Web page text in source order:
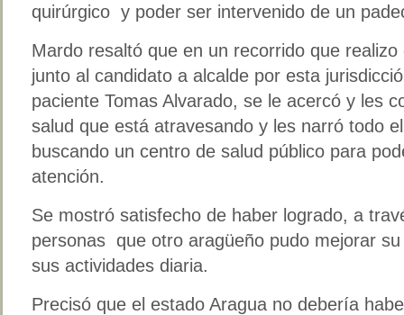
quirúrgico y poder ser intervenido de un
Mardo resaltó que en un recorrido que
junto al candidato a alcalde por esta
paciente Tomas Alvarado, se le acercó y les
salud que está atravesando y les narró todo
buscando un centro de salud público para
atención.
Se mostró satisfecho de haber logrado, a
personas que otro aragüeño pudo mejorar
sus actividades diaria.
Precisó que el estado Aragua no debería